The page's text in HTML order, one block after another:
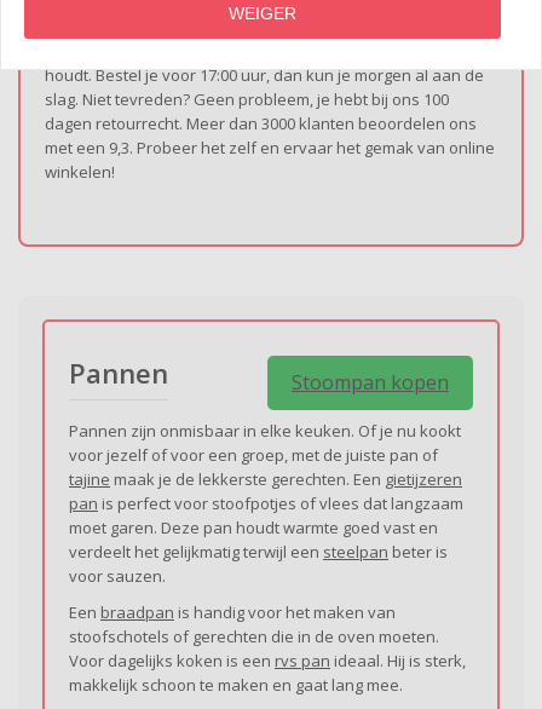
maak je het verschil in de keuken.
houdt. Bestel je voor 17:00 uur, dan kun je morgen al aan de
slag. Niet tevreden? Geen probleem, je hebt bij ons 100
dagen retourrecht. Meer dan 3000 klanten beoordelen ons
met een 9,3. Probeer het zelf en ervaar het gemak van online
winkelen!
Pannen Stoompan kopen
Pannen zijn onmisbaar in elke keuken. Of je nu kookt
voor jezelf of voor een groep, met de juiste pan of
tajine maak je de lekkerste gerechten. Een gietijzeren
pan is perfect voor stoofpotjes of vlees dat langzaam
moet garen. Deze pan houdt warmte goed vast en
verdeelt het gelijkmatig terwijl een steelpan beter is
voor sauzen.
Een braadpan is handig voor het maken van
stoofschotels of gerechten die in de oven moeten.
Voor dagelijks koken is een rvs pan ideaal. Hij is sterk,
makkelijk schoon te maken en gaat lang mee.
WEIGER